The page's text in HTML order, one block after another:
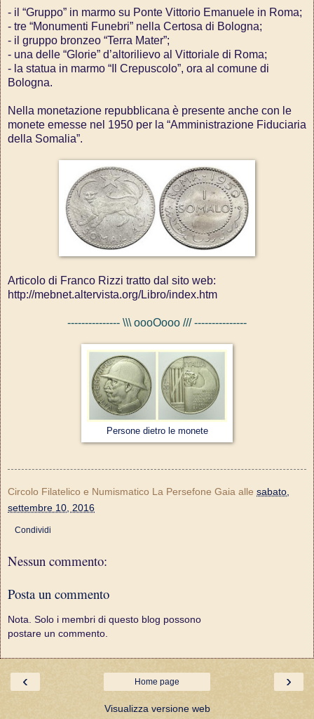
- il “Gruppo” in marmo su Ponte Vittorio Emanuele in Roma;
- tre “Monumenti Funebri” nella Certosa di Bologna;
- il gruppo bronzeo “Terra Mater”;
- una delle “Glorie” d’altorilievo al Vittoriale di Roma;
- la statua in marmo “Il Crepuscolo”, ora al comune di
Bologna.
Nella monetazione repubblicana è presente anche con le
monete emesse nel 1950 per la “Amministrazione Fiduciaria
della Somalia”.
Articolo di Franco Rizzi tratto dal sito web:
http://mebnet.altervista.org/Libro/index.htm
--------------- \\\ oooOooo /// ---------------
Persone dietro le monete
Circolo Filatelico e Numismatico La Persefone Gaia alle sabato,
settembre 10, 2016
Condividi
Nessun commento:
Posta un commento
Nota. Solo i membri di questo blog possono
postare un commento.
‹ ›
Home page
Visualizza versione web